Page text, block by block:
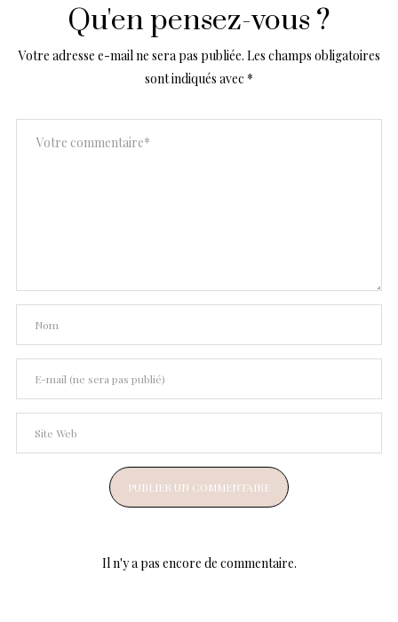
Qu'en pensez-vous ?
Votre adresse e-mail ne sera pas publiée. Les champs obligatoires
sont indiqués avec *
Il n'y a pas encore de commentaire.